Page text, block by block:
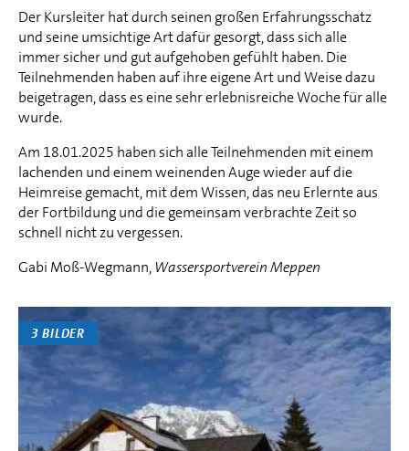
Der Kursleiter hat durch seinen großen Erfahrungsschatz
und seine umsichtige Art dafür gesorgt, dass sich alle
immer sicher und gut aufgehoben gefühlt haben. Die
Teilnehmenden haben auf ihre eigene Art und Weise dazu
beigetragen, dass es eine sehr erlebnisreiche Woche für alle
wurde.
Am 18.01.2025 haben sich alle Teilnehmenden mit einem
lachenden und einem weinenden Auge wieder auf die
Heimreise gemacht, mit dem Wissen, das neu Erlernte aus
der Fortbildung und die gemeinsam verbrachte Zeit so
schnell nicht zu vergessen.
Gabi Moß-Wegmann, Wassersportverein Meppen
3 BILDER